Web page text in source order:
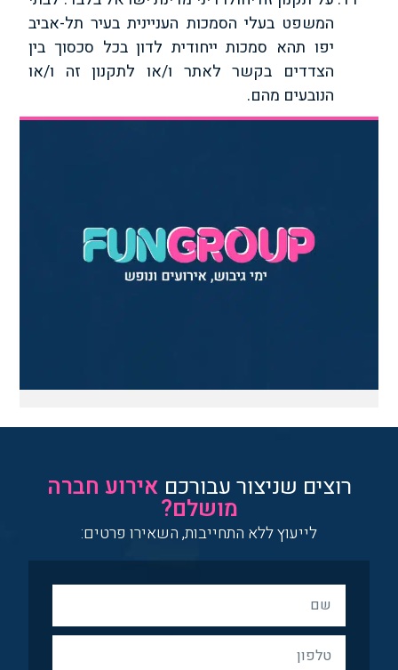
המשפט בעלי הסמכות העניינית בעיר תל-אביב
יפו תהא סמכות ייחודית לדון בכל סכסוך בין
הצדדים בקשר לאתר ו/או לתקנון זה ו/או
הנובעים מהם.
רוצים שניצור עבורכם אירוע חברה
מושלם?
לייעוץ ללא התחייבות, השאירו פרטים: